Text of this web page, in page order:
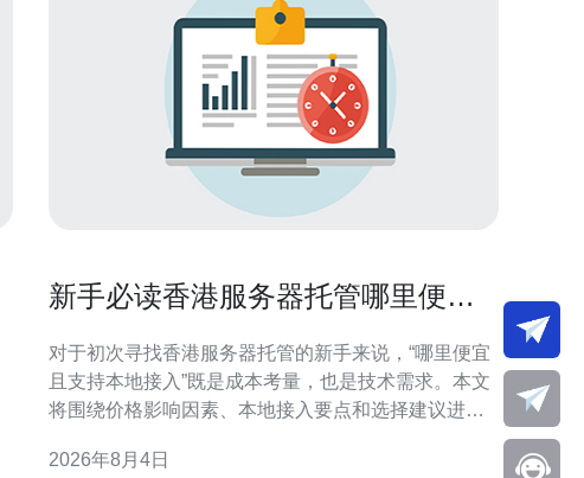
新手必读香港服务器托管哪里便宜
对于初次寻找香港服务器托管的新手来说，“哪里便宜
且支持本地接入”既是成本考量，也是技术需求。本文
将围绕价格影响因素、本地接入要点和选择建议进行
访问体验。 香港服务器托管价格影响因素 价格并非唯
2026年8月4日